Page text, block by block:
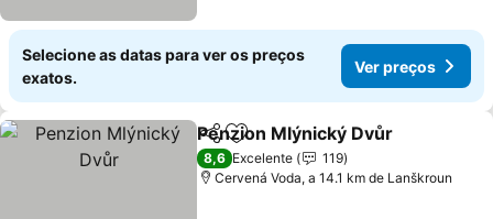
Selecione as datas para ver os preços
exatos.
Ver preços
PartilharAdicionar aos favoritos
Penzion Mlýnický Dvůr
8,6 Excelente
119
Cervená Voda, a 14.1 km de Lanškroun